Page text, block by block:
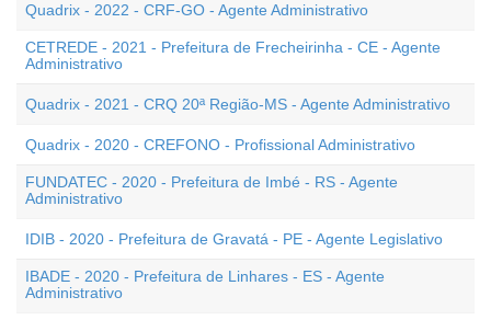
Quadrix - 2022 - CRF-GO - Agente Administrativo
CETREDE - 2021 - Prefeitura de Frecheirinha - CE - Agente
Administrativo
Quadrix - 2021 - CRQ 20ª Região-MS - Agente Administrativo
Quadrix - 2020 - CREFONO - Profissional Administrativo
FUNDATEC - 2020 - Prefeitura de Imbé - RS - Agente
Administrativo
IDIB - 2020 - Prefeitura de Gravatá - PE - Agente Legislativo
IBADE - 2020 - Prefeitura de Linhares - ES - Agente
Administrativo